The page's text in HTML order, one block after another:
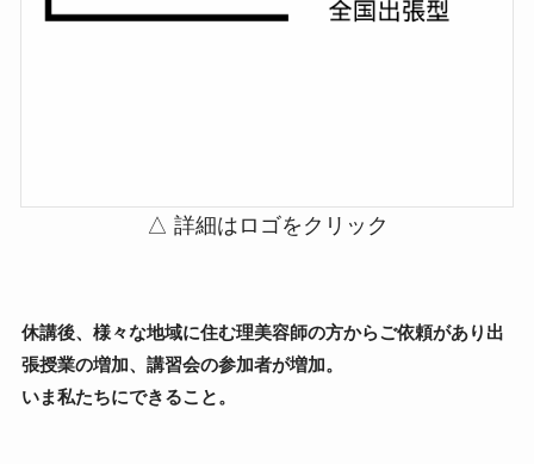
△ 詳細はロゴをクリック
休講後、様々な地域に住む理美容師の方からご依頼があり出
張授業の増加、講習会の参加者が増加。
いま私たちにできること。